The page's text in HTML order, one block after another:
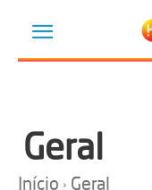
Geral
Início Geral